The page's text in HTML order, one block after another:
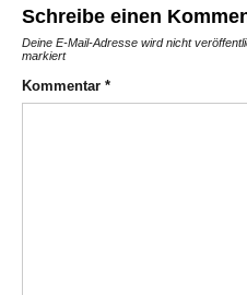
Schreibe einen
Deine E-Mail-Adresse wird nicht
markiert
Kommentar *